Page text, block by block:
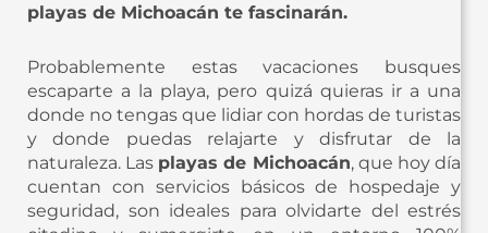
playas de Michoacán te fascinarán.
Probablemente estas vacaciones busques
escaparte a la playa, pero quizá quieras ir a una
donde no tengas que lidiar con hordas de turistas
y donde puedas relajarte y disfrutar de la
naturaleza. Las playas de Michoacán, que hoy día
cuentan con servicios básicos de hospedaje y
seguridad, son ideales para olvidarte del estrés